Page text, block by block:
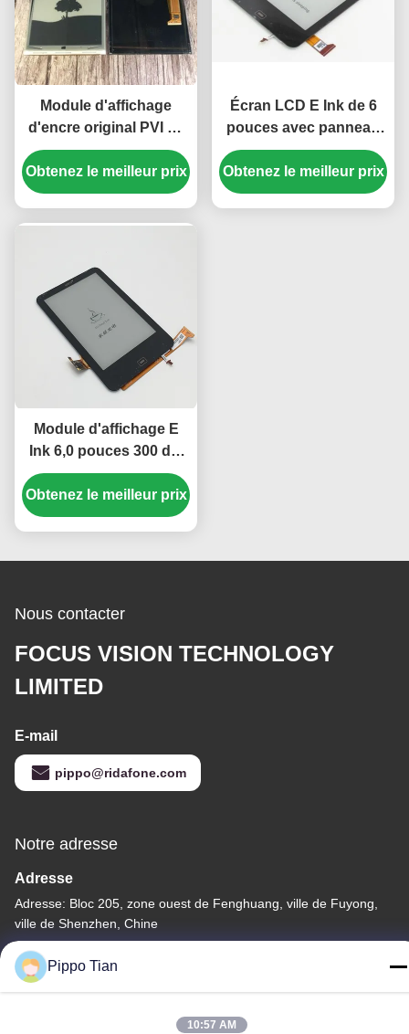
Module d'affichage
d'encre original PVI de
6,0 pouces avec
résolution SVGA 600 ×
800 pour Kindle 4/5
Obtenez le meilleur prix
Écran LCD E Ink de 6
pouces avec panneau
tactile PCAP et
rétroéclairage pour
Kindle Paperwhite
Obtenez le meilleur prix
Module d'affichage E
Ink 6,0 pouces 300 dpi
avec panneau tactile
PCAP pour liseuse
Tolino HD
Obtenez le meilleur prix
Nous contacter
FOCUS VISION TECHNOLOGY
LIMITED
E-mail
pippo@ridafone.com
Notre adresse
Adresse
Adresse: Bloc 205, zone ouest de Fenghuang, ville de Fuyong,
ville de Shenzhen, Chine
Télégramme
86--13590447319
Pippo Tian
10:57 AM